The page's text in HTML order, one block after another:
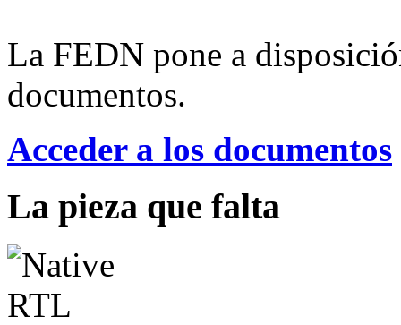
La FEDN pone a
documentos.
Acceder a los documentos
La pieza que falta